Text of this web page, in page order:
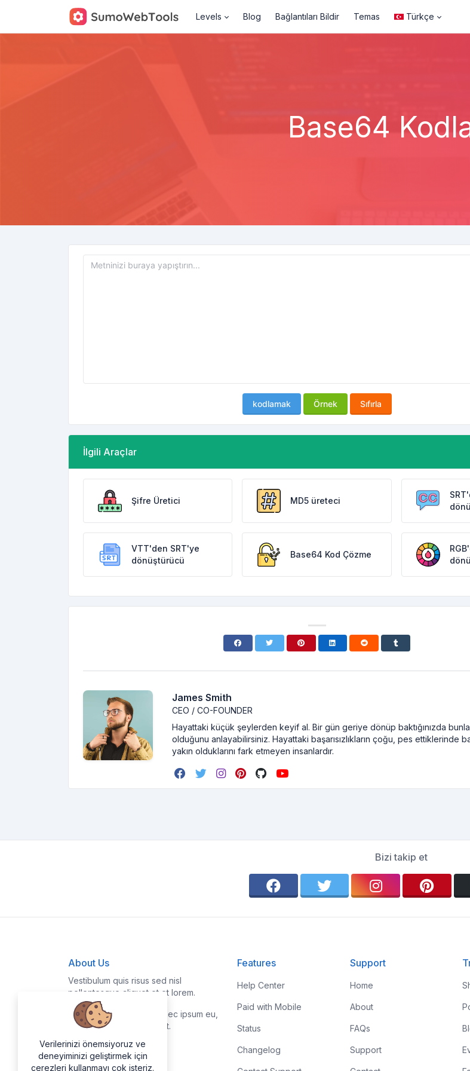
Levels Blog Bağlantıları Bildir Temas Türkçe
Base64
kodlamak Örnek Sıfırla
İlgili Araçlar
Şifre Üretici MD5 üreteci
VTT'den SRT'ye
dönüştürücü
Base64 Kod Çözme
James Smith
CEO / CO-FOUNDER
Hayattaki küçük şeylerden keyif al. Bir gün geriye dönüp baktığınızda
olduğunu anlayabilirsiniz. Hayattaki başarısızlıkların çoğu, pes ettiklerinde
yakın olduklarını fark etmeyen insanlardır.
Bizi takip et
About Us
Vestibulum quis risus sed nisl
pellentesque aliquet et et lorem.
Fusce nibh nisl, gravida nec ipsum eu,
feugiat condimentum velit.
Features
Help Center
Paid with Mobile
Status
Changelog
Support
Home
About
FAQs
Support
Verilerinizi önemsiyoruz ve
deneyiminizi geliştirmek için
çerezleri kullanmayı çok isteriz.